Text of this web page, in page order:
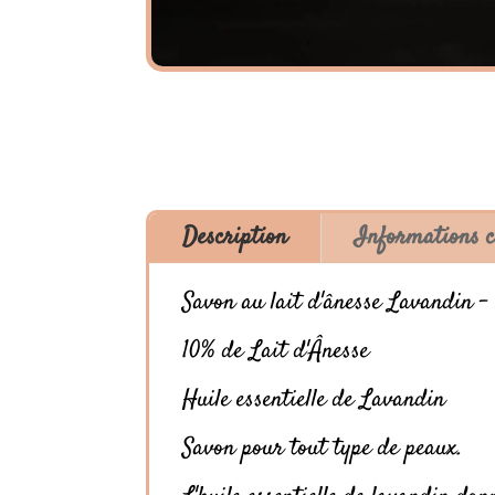
Description Informations
Savon au lait d'ânesse Lavandin
10% de Lait d'Ânesse
Huile essentielle de Lavandin
Savon pour tout type de peaux.